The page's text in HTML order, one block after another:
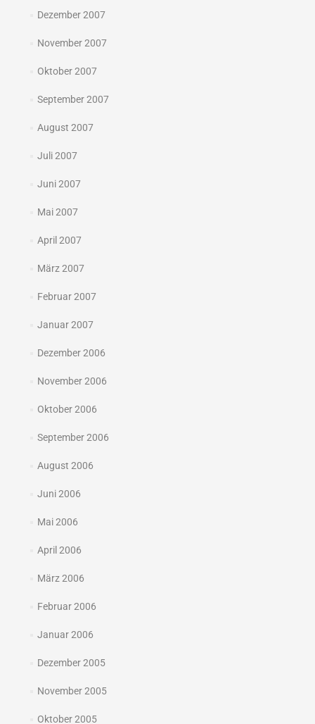
Dezember 2007
November 2007
Oktober 2007
September 2007
August 2007
Juli 2007
Juni 2007
Mai 2007
April 2007
März 2007
Februar 2007
Januar 2007
Dezember 2006
November 2006
Oktober 2006
September 2006
August 2006
Juni 2006
Mai 2006
April 2006
März 2006
Februar 2006
Januar 2006
Dezember 2005
November 2005
Oktober 2005